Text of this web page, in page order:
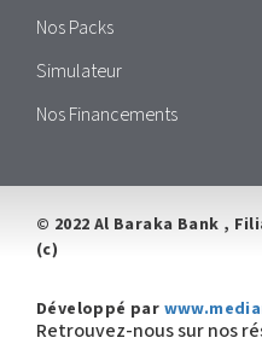
Nos Packs
Simulateur
Nos Financements
© 2022 Al Baraka Bank ,
(c)
Développé par
Retrouvez-nous sur nos